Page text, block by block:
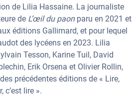
de Lilia Hassaine. La journaliste
de L’œil du paonparu en 2021 et
éditions Gallimard, et pour lequel
des lycéens en 2023. Lilia
Tesson, Karine Tuil, David
Erik Orsena et Olivier Rollin,
précédentes éditions de « Lire,
c’est lire ».